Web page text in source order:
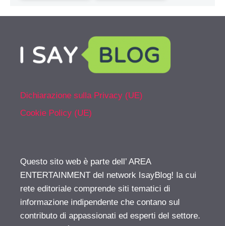
Dichiarazione sulla Privacy (UE)
Cookie Policy (UE)
Questo sito web è parte dell’ AREA
ENTERTAINMENT del network IsayBlog! la cui
rete editoriale comprende siti tematici di
informazione indipendente che contano sul
contributo di appassionati ed esperti del settore.